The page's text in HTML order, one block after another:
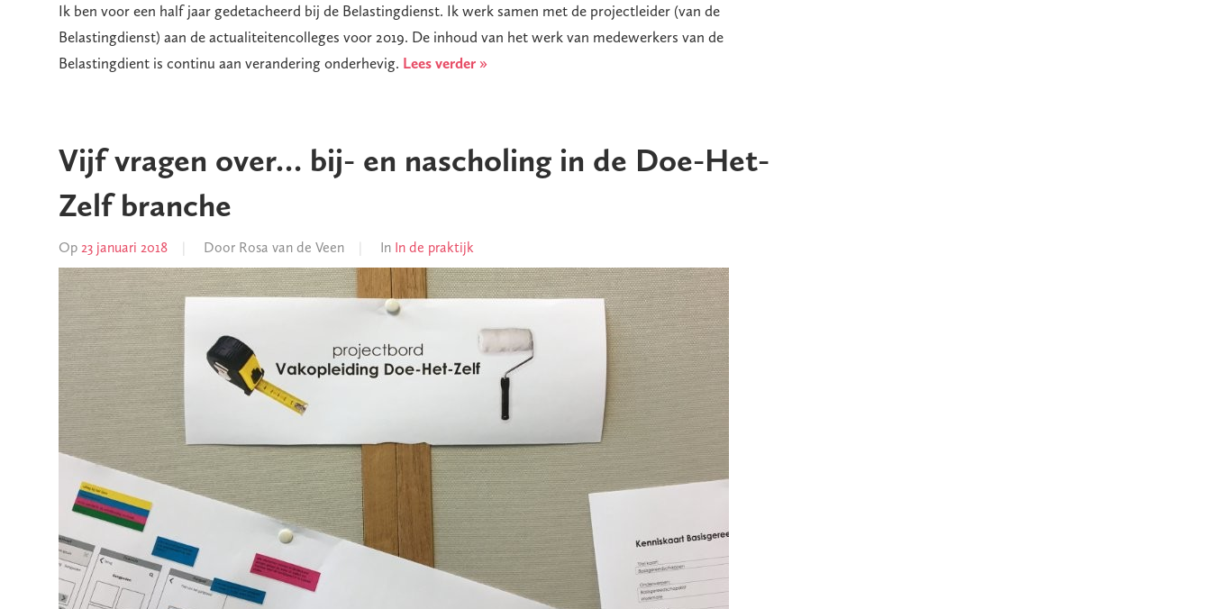
Ik ben voor een half jaar gedetacheerd bij de Belastingdienst. Ik werk samen met de projectleider (van de
Belastingdienst) aan de actualiteitencolleges voor 2019. De inhoud van het werk van medewerkers van de
Belastingdient is continu aan verandering onderhevig. Lees verder »
Vijf vragen over… bij- en nascholing in de Doe-Het-
Zelf branche
Op 23 januari 2018 Door Rosa van de Veen In In de praktijk